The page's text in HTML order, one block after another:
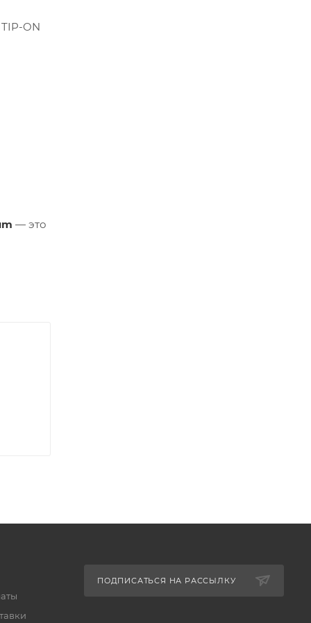
ON
— это
ПОДПИСАТЬСЯ НА РАССЫЛКУ